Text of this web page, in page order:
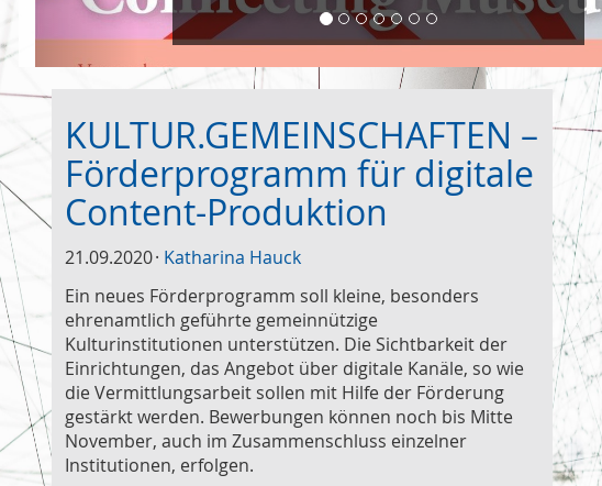
KULTUR.GEMEINSCHAFTEN –
Förderprogramm für digitale
Content-Produktion
21.09.2020 Katharina Hauck
Ein neues Förderprogramm soll kleine, besonders
ehrenamtlich geführte gemeinnützige
Kulturinstitutionen unterstützen. Die Sichtbarkeit der
Einrichtungen, das Angebot über digitale Kanäle, so wie
die Vermittlungsarbeit sollen mit Hilfe der Förderung
gestärkt werden. Bewerbungen können noch bis Mitte
November, auch im Zusammenschluss einzelner
Institutionen, erfolgen.